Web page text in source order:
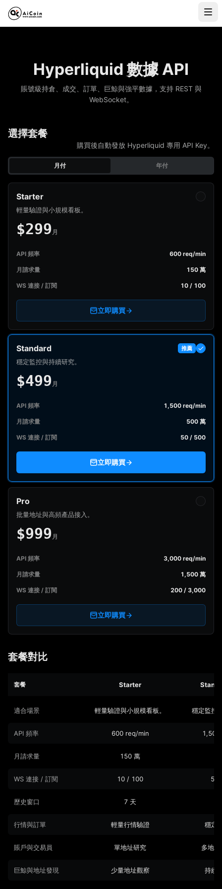
Hyperliquid 數據 API
賬號級持倉、成交、訂單、巨鯨與強平數據，支持 REST 與
WebSocket。
選擇套餐
購買後自動發放 Hyperliquid 專用 API Key。
月付 年付
Starter
輕量驗證與小規模看板。
$299 月
API 頻率 600 req/min
月請求量 150 萬
WS 連接 / 訂閱 10 / 100
立即購買
Standard 推薦
穩定監控與持續研究。
$499 月
API 頻率 1,500 req/min
月請求量 500 萬
WS 連接 / 訂閱 50 / 500
立即購買
Pro
批量地址與高頻產品接入。
$999 月
API 頻率 3,000 req/min
月請求量 1,500 萬
WS 連接 / 訂閱 200 / 3,000
立即購買
套餐對比
套餐 Starter
適合場景 輕量驗證與小規模看板。 穩定監控
API 頻率 600 req/min
月請求量 150 萬
WS 連接 / 訂閱 10 / 100 50
歷史窗口 7 天
行情與訂單 輕量行情驗證 穩定
賬戶與交易員 單地址研究 多地
巨鯨與地址發現 少量地址觀察 持續